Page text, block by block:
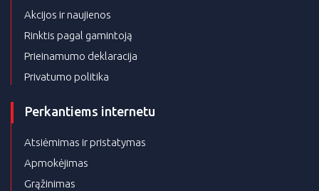
Akcijos ir naujienos
Rinktis pagal gamintoją
Prieinamumo deklaracija
Privatumo politika
Perkantiems internetu
Atsiėmimas ir pristatymas
Apmokėjimas
Grąžinimas